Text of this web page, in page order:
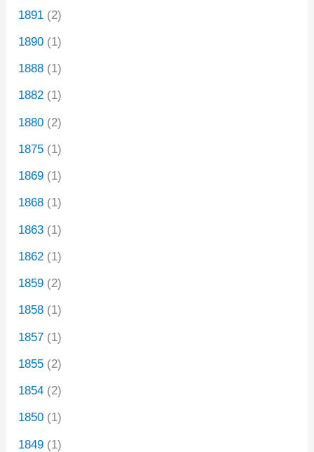
1891 (2)
1890 (1)
1888 (1)
1882 (1)
1880 (2)
1875 (1)
1869 (1)
1868 (1)
1863 (1)
1862 (1)
1859 (2)
1858 (1)
1857 (1)
1855 (2)
1854 (2)
1850 (1)
1849 (1)